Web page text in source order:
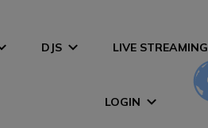
DJS LIVE STREAMING
LOGIN